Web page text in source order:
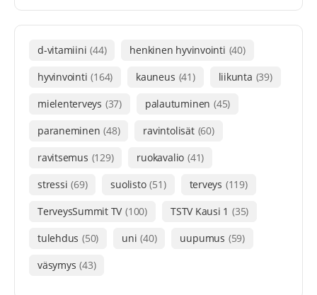
d-vitamiini (44) henkinen hyvinvointi (40)
hyvinvointi (164) kauneus (41) liikunta (39)
mielenterveys (37) palautuminen (45)
paraneminen (48) ravintolisät (60)
ravitsemus (129) ruokavalio (41)
stressi (69) suolisto (51) terveys (119)
TerveysSummit TV (100) TSTV Kausi 1 (35)
tulehdus (50) uni (40) uupumus (59)
väsymys (43)